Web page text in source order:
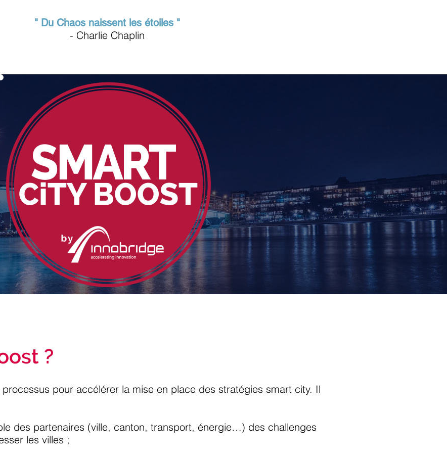
" Du Chaos naissent les étoiles "
- Charlie Chaplin
?
pour accélérer la mise en place des stratégies smart city. Il
des partenaires (ville, canton, transport, énergie…) des challenges
les villes ;